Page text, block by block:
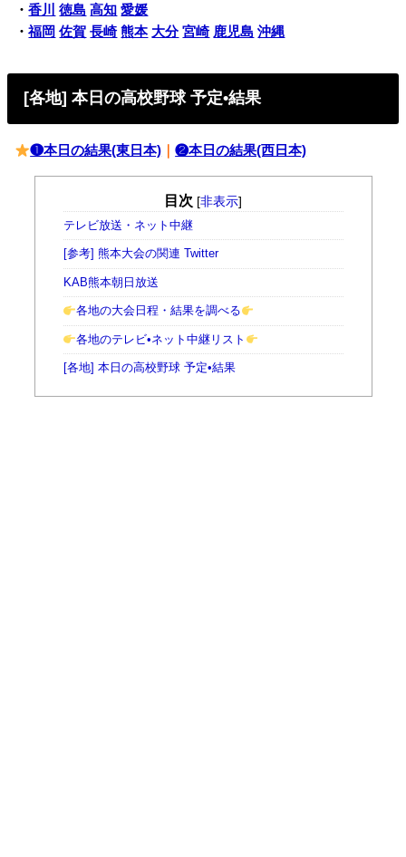
・香川 徳島 高知 愛媛
・福岡 佐賀 長崎 熊本 大分 宮崎 鹿児島 沖縄
[各地] 本日の高校野球 予定•結果
❶本日の結果(東日本) ｜❷本日の結果(西日本)
目次 [非表示]
テレビ放送・ネット中継
[参考] 熊本大会の関連 Twitter
KAB熊本朝日放送
各地の大会日程・結果を調べる
各地のテレビ•ネット中継リスト
[各地] 本日の高校野球 予定•結果